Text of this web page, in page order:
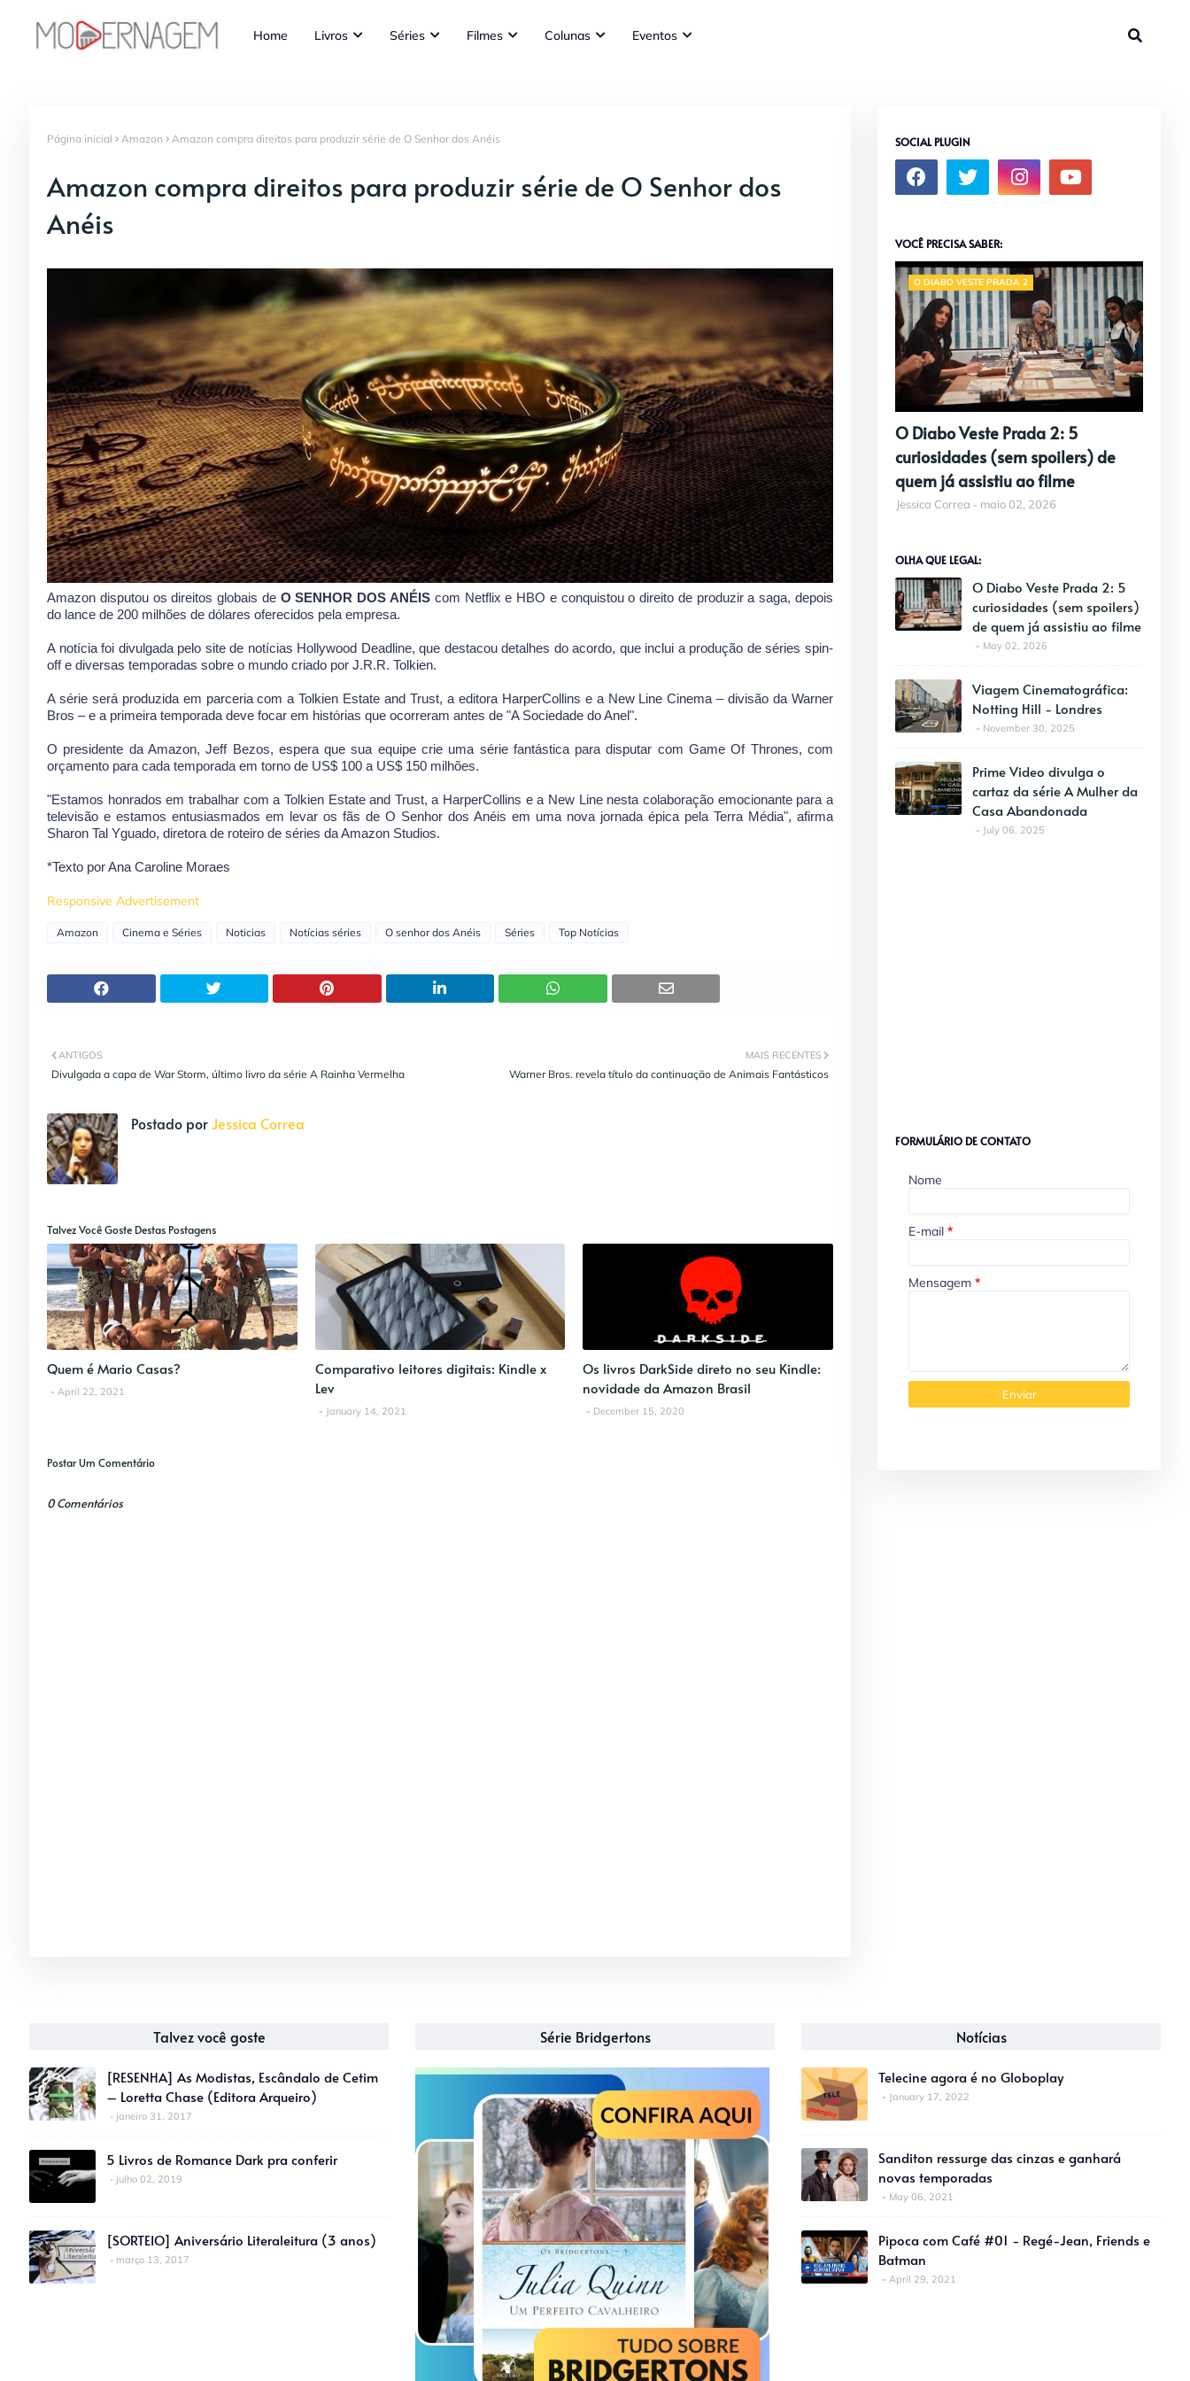
Home Livros Séries Filmes Colunas Eventos
Página inicial Amazon Amazon compra direitos para produzir série de O Senhor dos Anéis
Amazon compra direitos para produzir série de O Senhor dos
Anéis
Amazon disputou os direitos globais de O SENHOR DOS ANÉIScom Netflix e HBO e conquistou o direito de produzir a saga, depois
do lance de 200 milhões de dólares oferecidos pela empresa.
A notícia foi divulgada pelo site de notícias Hollywood Deadline, que destacou detalhes do acordo, que inclui a produção de séries spin-
off e diversas temporadas sobre o mundo criado por J.R.R. Tolkien.
A série será produzida em parceria com a Tolkien Estate and Trust, a editora HarperCollins e a New Line Cinema – divisão da Warner
Bros – e a primeira temporada deve focar em histórias que ocorreram antes de "A Sociedade do Anel".
O presidente da Amazon, Jeff Bezos, espera que sua equipe crie uma série fantástica para disputar com Game Of Thrones, com
orçamento para cada temporada em torno de US$ 100 a US$ 150 milhões.
"Estamos honrados em trabalhar com a Tolkien Estate and Trust, a HarperCollins e a New Line nesta colaboração emocionante para a
televisão e estamos entusiasmados em levar os fãs de O Senhor dos Anéis em uma nova jornada épica pela Terra Média", afirma
Sharon Tal Yguado, diretora de roteiro de séries da Amazon Studios.
*Texto por Ana Caroline Moraes
Responsive Advertisement
Amazon Cinema e Séries Noticias Notícias séries O senhor dos Anéis Séries Top Notícias
MAIS RECENTES
Warner Bros. revela título da continuação de Animais Fantásticos
ANTIGOS
Divulgada a capa de War Storm, último livro da série A Rainha Vermelha
Postado porJessica Correa
Talvez Você Goste Destas Postagens
Quem é Mario Casas?
April 22, 2021
Comparativo leitores digitais: Kindle x
Lev
January 14, 2021
Os livros DarkSide direto no seu Kindle:
novidade da Amazon Brasil
December 15, 2020
Postar Um Comentário
0 Comentários
SOCIAL PLUGIN
VOCÊ PRECISA SABER:
O DIABO VESTE PRADA 2
O Diabo Veste Prada 2: 5
curiosidades (sem spoilers) de
quem já assistiu ao filme
Jessica Correa maio 02, 2026
OLHA QUE LEGAL:
O Diabo Veste Prada 2: 5
curiosidades (sem spoilers)
de quem já assistiu ao filme
May 02, 2026
Viagem Cinematográfica:
Notting Hill - Londres
November 30, 2025
Prime Video divulga o
cartaz da série A Mulher da
Casa Abandonada
July 06, 2025
FORMULÁRIO DE CONTATO
Nome
E-mail *
Mensagem *
Talvez você goste
[RESENHA] As Modistas, Escândalo de Cetim
– Loretta Chase (Editora Arqueiro)
janeiro 31, 2017
5 Livros de Romance Dark pra conferir
julho 02, 2019
[SORTEIO] Aniversário Literaleitura (3 anos)
março 13, 2017
Série Bridgertons Notícias
Telecine agora é no Globoplay
January 17, 2022
Sanditon ressurge das cinzas e ganhará
novas temporadas
May 06, 2021
Pipoca com Café #01 - Regé-Jean, Friends e
Batman
April 29, 2021